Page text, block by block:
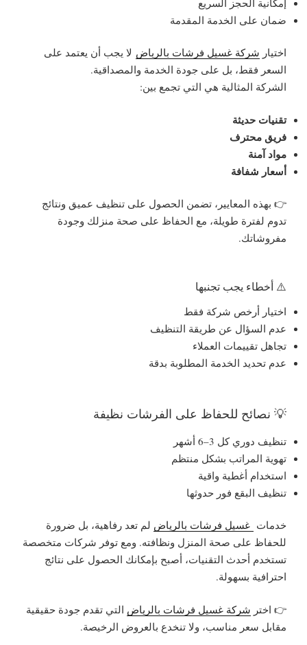
ضمان على الخدمة المقدمة
اختيار شركة غسيل فرشات بالرياض لا يجب أن يعتمد على
السعر فقط، بل على جودة الخدمة والمصداقية.
الشركة المثالية هي التي تجمع بين:
تقنيات حديثة
فريق محترف
مواد آمنة
أسعار شفافة
👉 بهذه المعايير، تضمن الحصول على تنظيف عميق ونتائج
تدوم لفترة طويلة، مع الحفاظ على صحة منزلك وجودة
مفروشاتك.
⚠️ أخطاء يجب تجنبها
اختيار أرخص شركة فقط
عدم السؤال عن طريقة التنظيف
تجاهل تقييمات العملاء
عدم تحديد الخدمة المطلوبة بدقة
💡 نصائح للحفاظ على الفرشات نظيفة
تنظيف دوري كل 3–6 أشهر
تهوية المراتب بشكل منتظم
استخدام أغطية واقية
تنظيف البقع فور حدوثها
خدمات غسيل فرشات بالرياض لم تعد رفاهية، بل ضرورة
للحفاظ على صحة المنزل ونظافته. ومع توفر شركات متخصصة
تستخدم أحدث التقنيات، أصبح بإمكانك الحصول على نتائج
احترافية بسهولة.
👉 اختر شركة غسيل فرشات بالرياض التي تقدم جودة حقيقية
مقابل سعر مناسب، ولا تنخدع بالعروض الرخيصة.